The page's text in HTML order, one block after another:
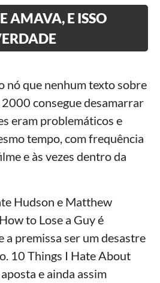
AMAVA, E ISSO
nó que nenhum texto sobre
consegue desamarrar
eram problemáticos e
tempo, com frequência
e às vezes dentro da
Hudson e Matthew
to Lose a Guy é
a premissa ser um desastre
10 Things I Hate About
e ainda assim